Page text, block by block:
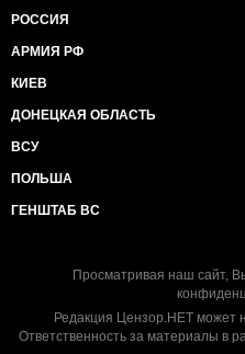
РОССИЯ
АРМИЯ РФ
КИЕВ
ДОНЕЦКАЯ ОБЛАСТЬ
ВСУ
ПОЛЬША
ГЕНШТАБ ВС
Просматривая наш сайт,
Редакция Цензор.НЕТ может
Ответственность за материалы в